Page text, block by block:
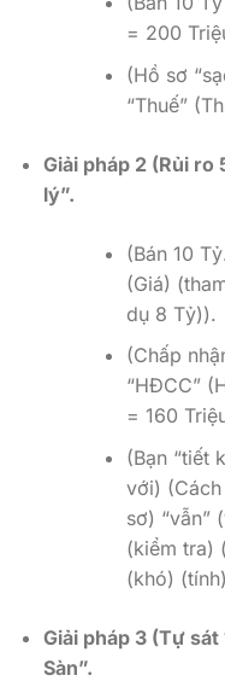
= 200
(Hồ sơ
“Thuế”
Giải pháp 2 (Rủi ro
lý”.
(Bán 10
(Giá)
dụ 8 Tỷ)).
(Chấp
“HĐCC”
= 160
(Bạn “tiết
với) (Cách
sơ) “vẫn”
(kiểm tra)
(khó)
Giải pháp 3 (Tự
Sàn”.